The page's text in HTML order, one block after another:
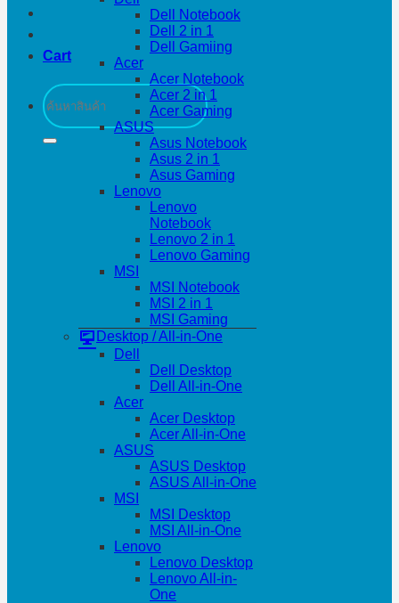
Cart
Search
for:
Dell Notebook
Dell 2 in 1
Dell Gamiing
Acer
Acer Notebook
Acer 2 in 1
Acer Gaming
ASUS
Asus Notebook
Asus 2 in 1
Asus Gaming
Lenovo
Lenovo
Notebook
Lenovo 2 in 1
Lenovo Gaming
MSI
MSI Notebook
MSI 2 in 1
MSI Gaming
Desktop / All-in-One
Dell
Dell Desktop
Dell All-in-One
Acer
Acer Desktop
Acer All-in-One
ASUS
ASUS Desktop
ASUS All-in-One
MSI
MSI Desktop
MSI All-in-One
Lenovo
Lenovo Desktop
Lenovo All-in-
One